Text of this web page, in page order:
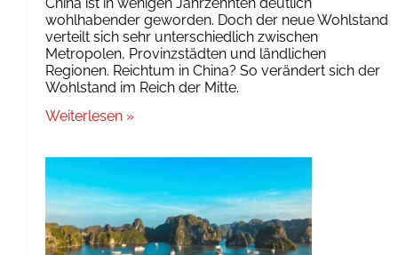
wohlhabender geworden. Doch der neue Wohlstand
verteilt sich sehr unterschiedlich zwischen
Metropolen, Provinzstädten und ländlichen
Regionen. Reichtum in China? So verändert sich der
Wohlstand im Reich der Mitte.
Weiterlesen »